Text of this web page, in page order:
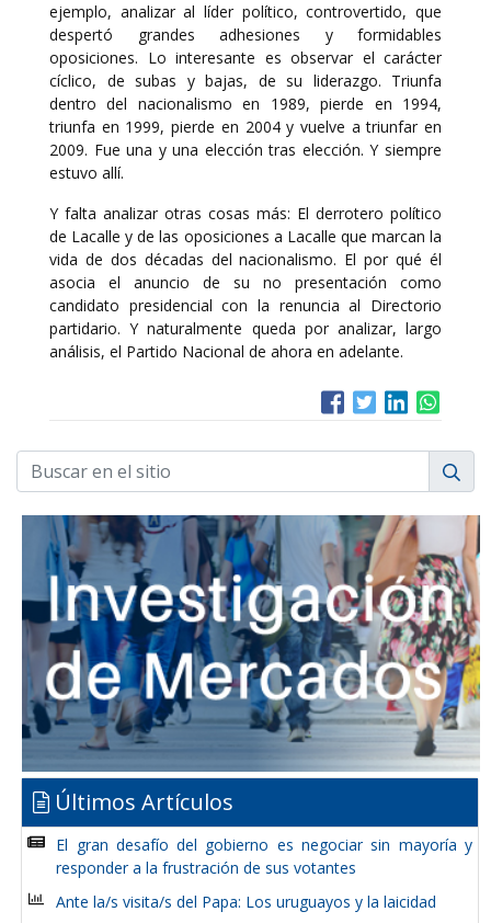
ejemplo, analizar al líder político, controvertido, que
despertó grandes adhesiones y formidables
oposiciones. Lo interesante es observar el carácter
cíclico, de subas y bajas, de su liderazgo. Triunfa
dentro del nacionalismo en 1989, pierde en 1994,
triunfa en 1999, pierde en 2004 y vuelve a triunfar en
2009. Fue una y una elección tras elección. Y siempre
estuvo allí.
Y falta analizar otras cosas más: El derrotero político
de Lacalle y de las oposiciones a Lacalle que marcan la
vida de dos décadas del nacionalismo. El por qué él
asocia el anuncio de su no presentación como
candidato presidencial con la renuncia al Directorio
partidario. Y naturalmente queda por analizar, largo
análisis, el Partido Nacional de ahora en adelante.
Últimos Artículos
El gran desafío del gobierno es negociar sin mayoría y
responder a la frustración de sus votantes
Ante la/s visita/s del Papa: Los uruguayos y la laicidad